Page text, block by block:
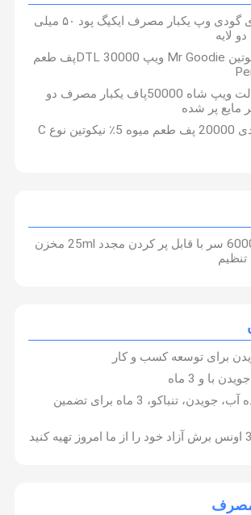
۵۰۰۰۰فاکس آقای گودی وپ یکبار مصرف ایکیگ پود ۵۰ میلی
لایه
60 میلی گرم نیکوتین Mr Goodie ویپ DTL 30000پف طعم
آقاي گودي دو حالت ويپ شاه 50000پاف يکبار مصرف دو
دو کویل آقای گودی 20000 پف طعم میوه 5٪ نیکوتین نوع C
6000mAh EHookah سر با قابل پر کردن مجدد 25ml مخزن
برای توسعه کسب و کار
با و 3 ماه
مواد تشکیل دهنده آب، جویدن، تنباکو، 3 ماه برای تضمین
مصرف